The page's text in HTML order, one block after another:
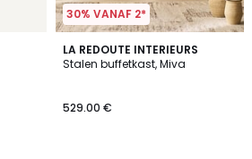
30% VANAF 2*
LA REDOUTE INTERIEURS
Stalen buffetkast, Miva
529.00 €
4.7
/ 5